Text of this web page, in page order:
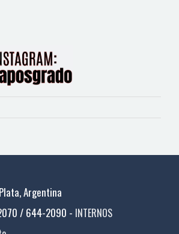
Argentina
/ 644-2090 - INTERNOS